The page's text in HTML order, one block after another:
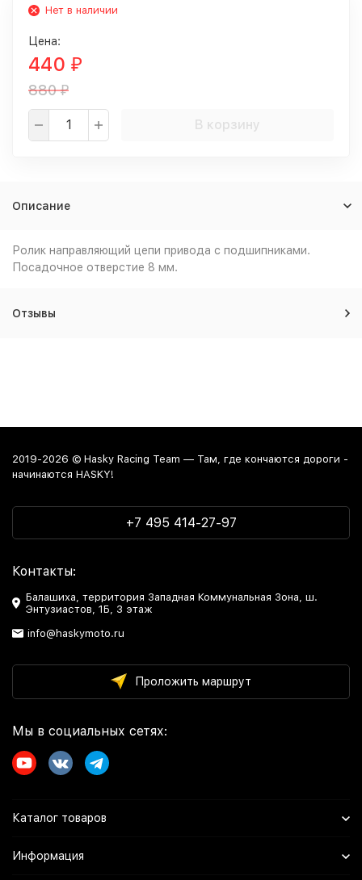
Нет в наличии
Цена:
440 ₽
880₽
В корзину
Описание
Ролик направляющий цепи привода с подшипниками.
Посадочное отверстие 8 мм.
Отзывы
2019-2026 © Hasky Racing Team — Там, где кончаются дороги -
начинаются HASKY!
+7 495 414-27-97
Контакты:
Балашиха, территория Западная Коммунальная Зона, ш.
Энтузиастов, 1Б, 3 этаж
info@haskymoto.ru
Проложить маршрут
Мы в социальных сетях:
Каталог товаров
Информация